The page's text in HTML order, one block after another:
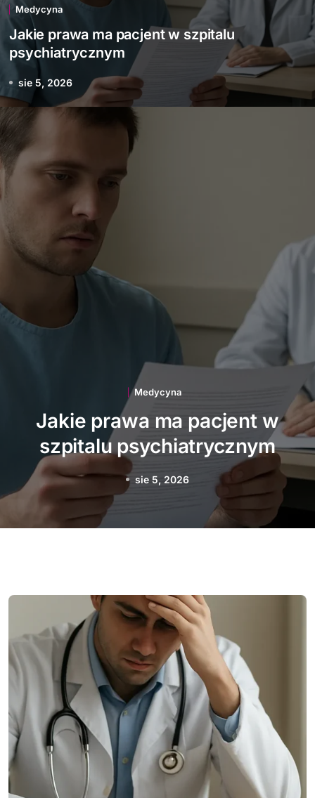
Medycyna
Jakie prawa ma pacjent w szpitalu
psychiatrycznym
sie 5, 2026
Medycyna
Jakie innowacje
technologiczne wspierają
polską medycynę
sie 3, 2026